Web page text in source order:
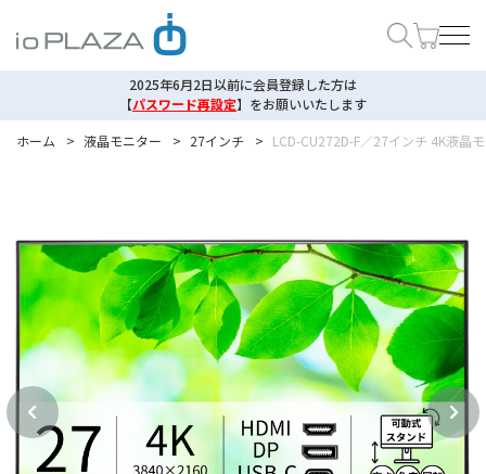
2025年6月2日以前に会員登録した方は
【パスワード再設定】 をお願いいたします
ホーム
> 液晶モニター > 27インチ > LCD-CU272D-F／27インチ 4K液晶